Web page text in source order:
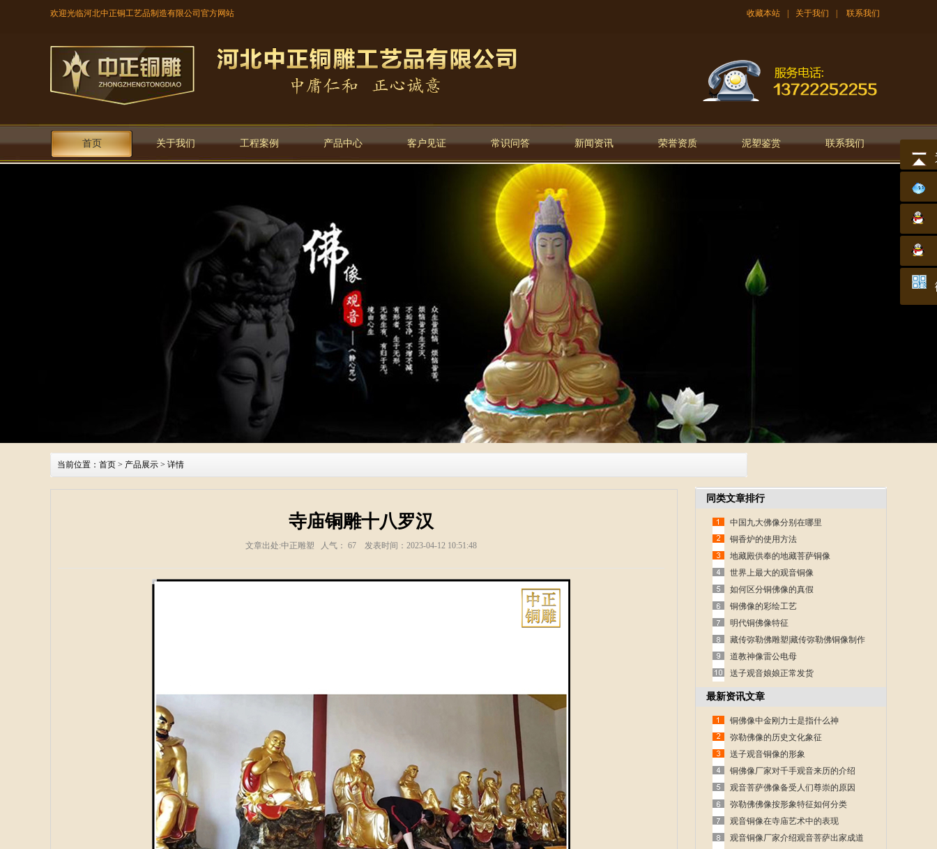
欢迎光临河北中正铜工艺品制造有限公司官方网站 收藏本站 关于我们 联系我们
首页 关于我们 工程案例 产品中心 客户见证 常识问答 新闻资讯 荣誉资质 泥塑鉴赏 联系我们
当前位置： 首页 > 产品展示 > 详情
寺庙铜雕十八罗汉
文章出处:中正雕塑 人气： 67 发表时间：2023-04-12 10:51:48
同类文章排行
中国九大佛像分别在哪里
铜香炉的使用方法
地藏殿供奉的地藏菩萨铜像
世界上最大的观音铜像
如何区分铜佛像的真假
铜佛像的彩绘工艺
明代铜佛像特征
藏传弥勒佛雕塑|藏传弥勒佛铜像制作
道教神像雷公电母
送子观音娘娘正常发货
最新资讯文章
铜佛像中金刚力士是指什么神
弥勒佛像的历史文化象征
送子观音铜像的形象
铜佛像厂家对千手观音来历的介绍
观音菩萨佛像备受人们尊崇的原因
弥勒佛佛像按形象特征如何分类
观音铜像在寺庙艺术中的表现
观音铜像厂家介绍观音菩萨出家成道